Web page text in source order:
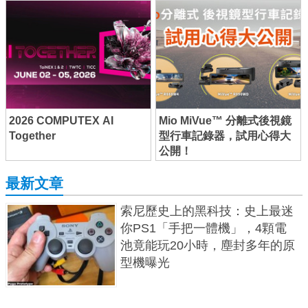
2026 COMPUTEX AI
Together
Mio MiVue™ 分離式後視鏡
型行車記錄器，試用心得大
公開！
最新文章
索尼歷史上的黑科技：史上最迷
你PS1「手把一體機」，4顆電
池竟能玩20小時，塵封多年的原
型機曝光